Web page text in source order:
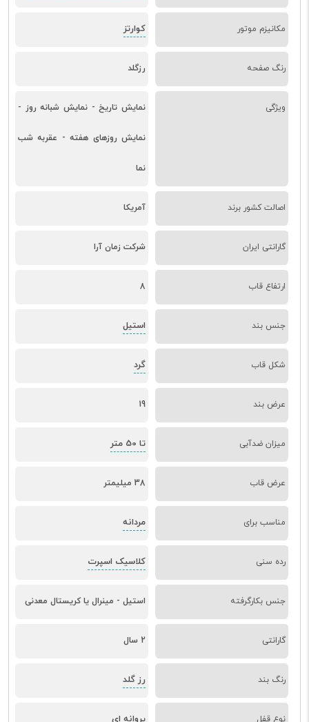
مکانیزم موتور کوارتز
رنگ صفحه رزگلد
ویژگی نمایش تاریخ - نمایش شبانه روز -
نمایش روزهای هفته - عقربه شب
نما
اصالت کشور برند آمریکا
گارانتی ایران شرکت زمان آرا
ارتفاع قاب 8
جنس بند استیل
شکل قاب گرد
عرض بند 19
میزان ضدآبی تا 50 متر
عرض قاب 38 میلیمتر
مناسب برای مردانه
رده سنی کلاسیک اسپرت
جنس بکارگرفته استیل - مینرال یا کریستال معدنی
گارانتی 2 سال
رنگ بند رز گلد
نوع قفل پروانه ای